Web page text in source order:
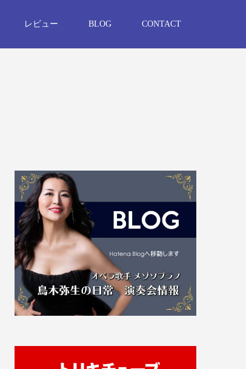
レビュー BLOG CONTACT